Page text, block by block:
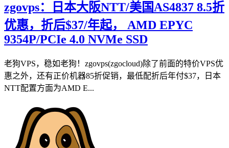
zgovps：日本大阪NTT/美国AS4837 8.5折
优惠，折后$37/年起， AMD EPYC
9354P/PCIe 4.0 NVMe SSD
老狗VPS，稳如老狗！zgovps(zgocloud)除了前面的特价VPS优
惠之外，还有正价机器85折促销，最低配折后年付$37，日本
NTT配置方面为AMD E...